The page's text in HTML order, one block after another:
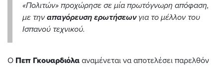
«Πολιτών» προχώρησε σε μία πρωτόγνωρη απόφαση,
με τηναπαγόρευση ερωτήσεωνγια το μέλλον του
Ισπανού τεχνικού.
Ο Πεπ Γκουαρδιόλα αναμένεται να αποτελέσει παρελθόν